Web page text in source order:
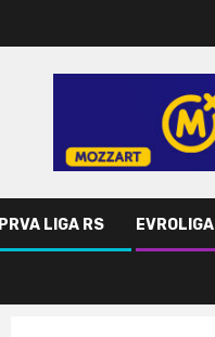
PRVA LIGA RS EVROLIGA